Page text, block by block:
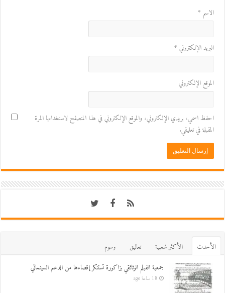
الاسم *
البريد الإلكتروني *
الموقع الإلكتروني
احفظ اسمي، بريدي الإلكتروني، والموقع الإلكتروني في هذا المتصفح لاستخدامها المرة
المقبلة في تعليقي.
اﻷحدث اﻷكثر شعبية تعاليق
وسوم
جمعية الفيلم الوثائقي بزاكورة تستنكر إقصاءها من الدعم السينمائي
18 ساعة ago